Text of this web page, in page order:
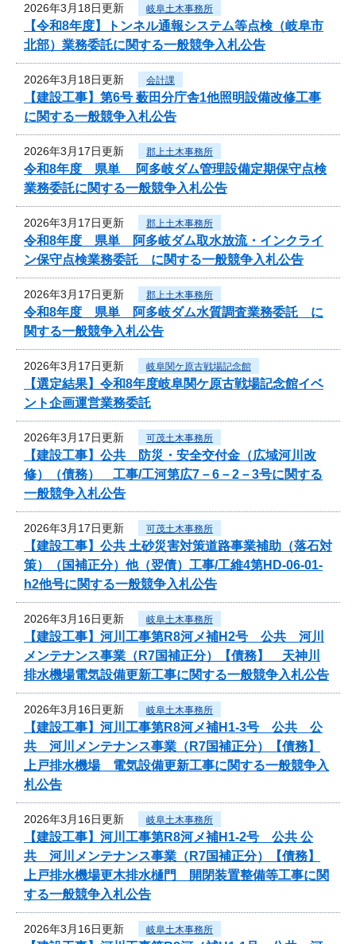
2026年3月18日更新 岐阜土木事務所
【令和8年度】トンネル通報システム等点検（岐阜市
北部）業務委託に関する一般競争入札公告
2026年3月18日更新 会計課
【建設工事】第6号 薮田分庁舎1他照明設備改修工事
に関する一般競争入札公告
2026年3月17日更新 郡上土木事務所
令和8年度 県単 阿多岐ダム管理設備定期保守点検
業務委託に関する一般競争入札公告
2026年3月17日更新 郡上土木事務所
令和8年度 県単 阿多岐ダム取水放流・インクライ
ン保守点検業務委託 に関する一般競争入札公告
2026年3月17日更新 郡上土木事務所
令和8年度 県単 阿多岐ダム水質調査業務委託 に
関する一般競争入札公告
2026年3月17日更新 岐阜関ケ原古戦場記念館
【選定結果】令和8年度岐阜関ケ原古戦場記念館イベ
ント企画運営業務委託
2026年3月17日更新 可茂土木事務所
【建設工事】公共 防災・安全交付金（広域河川改
修）（債務） 工事/工河第広7－6－2－3号に関する
一般競争入札公告
2026年3月17日更新 可茂土木事務所
【建設工事】公共 土砂災害対策道路事業補助（落石対
策）（国補正分）他（翌債）工事/工維4第HD-06-01-
h2他号に関する一般競争入札公告
2026年3月16日更新 岐阜土木事務所
【建設工事】河川工事第R8河メ補H2号 公共 河川
メンテナンス事業（R7国補正分）【債務】 天神川
排水機場電気設備更新工事に関する一般競争入札公告
2026年3月16日更新 岐阜土木事務所
【建設工事】河川工事第R8河メ補H1-3号 公共 公
共 河川メンテナンス事業（R7国補正分）【債務】
上戸排水機場 電気設備更新工事に関する一般競争入
札公告
2026年3月16日更新 岐阜土木事務所
【建設工事】河川工事第R8河メ補H1-2号 公共 公
共 河川メンテナンス事業（R7国補正分）【債務】
上戸排水機場更木排水樋門 開閉装置整備等工事に関
する一般競争入札公告
2026年3月16日更新 岐阜土木事務所